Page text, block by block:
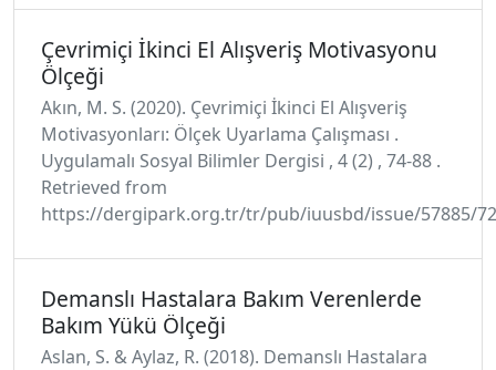
Çevrimiçi İkinci El Alışveriş Motivasyonu
Ölçeği
Akın, M. S. (2020). Çevrimiçi İkinci El Alışveriş
Motivasyonları: Ölçek Uyarlama Çalışması .
Uygulamalı Sosyal Bilimler Dergisi , 4 (2) , 74-88 .
Retrieved from
https://dergipark.org.tr/tr/pub/iuusbd/issue/57885/
Demanslı Hastalara Bakım Verenlerde
Bakım Yükü Ölçeği
Aslan, S. & Aylaz, R. (2018). Demanslı Hastalara